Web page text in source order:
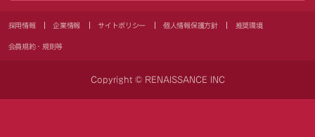
採用情報 企業情報 サイトポリシー 個人情報保護方針 推奨環境
会員規約・規則等
Copyright © RENAISSANCE INC